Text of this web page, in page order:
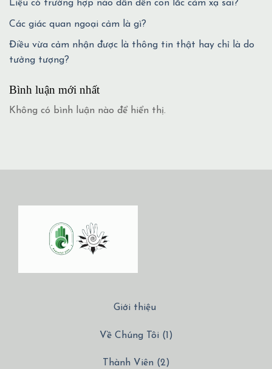
Liệu có trường hợp nào dẫn đến con lắc cảm xạ sai?
Các giác quan ngoại cảm là gì?
Điều vừa cảm nhận được là thông tin thật hay chỉ là do
tưởng tượng?
Bình luận mới nhất
Không có bình luận nào để hiển thị.
Giới thiệu
Về Chúng Tôi (1)
Thành Viên (2)